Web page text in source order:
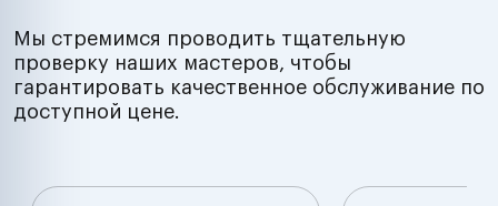
Мы стремимся проводить тщательную
проверку наших мастеров, чтобы
гарантировать качественное обслуживание по
доступной цене.